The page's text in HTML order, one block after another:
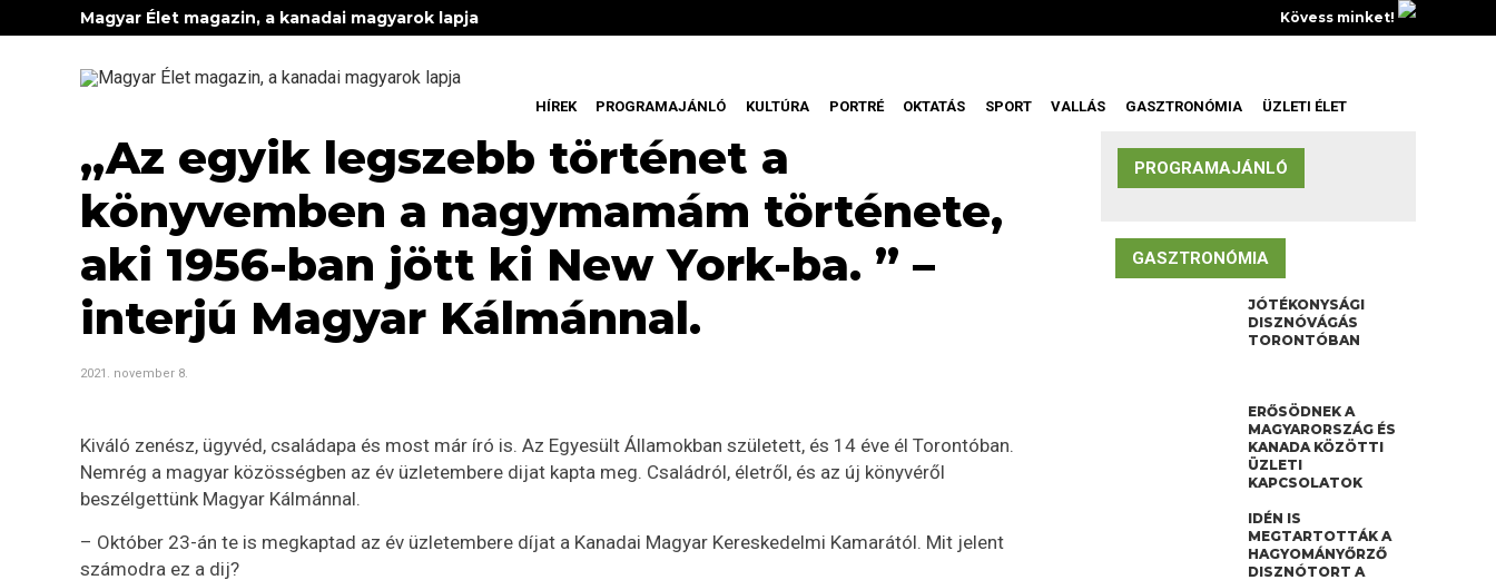
Magyar Élet magazin, a kanadai magyarok lapja Kövess minket!
HÍREK PROGRAMAJÁNLÓ KULTÚRA PORTRÉ OKTATÁS SPORT VALLÁS GASZTRONÓMIA ÜZLETI ÉLET
„Az egyik legszebb történet a
könyvemben a nagymamám története,
aki 1956-ban jött ki New York-ba. ” –
interjú Magyar Kálmánnal.
2021. november 8.
Kiváló zenész, ügyvéd, családapa és most már író is. Az Egyesült Államokban született, és 14 éve él Torontóban.
Nemrég a magyar közösségben az év üzletembere dijat kapta meg. Családról, életről, és az új könyvéről
beszélgettünk Magyar Kálmánnal.
– Október 23-án te is megkaptad az év üzletembere díjat a Kanadai Magyar Kereskedelmi Kamarától. Mit jelent
számodra ez a dij?
PROGRAMAJÁNLÓ
GASZTRONÓMIA
JÓTÉKONYSÁGI
DISZNÓVÁGÁS
TORONTÓBAN
ERŐSÖDNEK A
MAGYARORSZÁG ÉS
KANADA KÖZÖTTI
ÜZLETI
KAPCSOLATOK
IDÉN IS
MEGTARTOTTÁK A
HAGYOMÁNYŐRZŐ
DISZNÓTORT A